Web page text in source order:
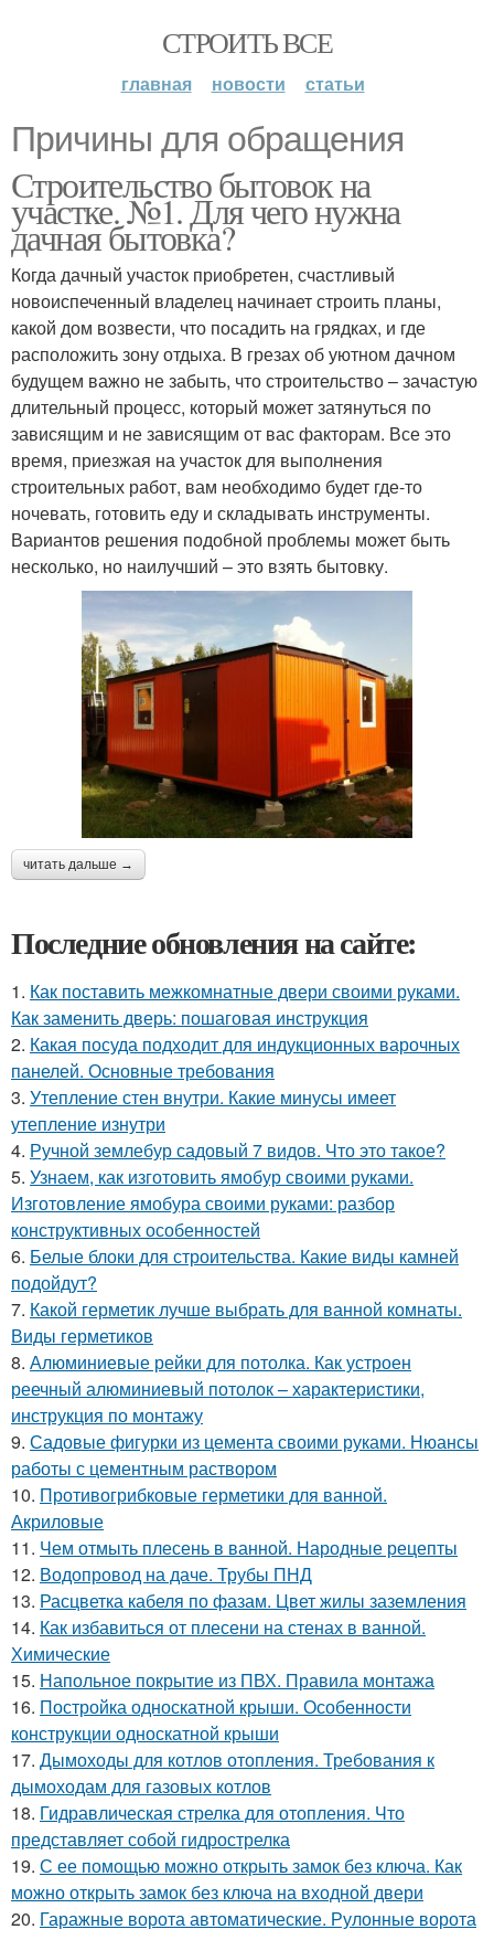
СТРОИТЬ ВСЕ
главная новости статьи
Причины для обращения
Строительство бытовок на
участке. №1. Для чего нужна
дачная бытовка?
Когда дачный участок приобретен, счастливый
новоиспеченный владелец начинает строить планы,
какой дом возвести, что посадить на грядках, и где
расположить зону отдыха. В грезах об уютном дачном
будущем важно не забыть, что строительство – зачастую
длительный процесс, который может затянуться по
зависящим и не зависящим от вас факторам. Все это
время, приезжая на участок для выполнения
строительных работ, вам необходимо будет где-то
ночевать, готовить еду и складывать инструменты.
Вариантов решения подобной проблемы может быть
несколько, но наилучший – это взять бытовку.
читать дальше →
Последние обновления на сайте:
1. Как поставить межкомнатные двери своими руками.
Как заменить дверь: пошаговая инструкция
2. Какая посуда подходит для индукционных варочных
панелей. Основные требования
3. Утепление стен внутри. Какие минусы имеет
утепление изнутри
4. Ручной землебур садовый 7 видов. Что это такое?
5. Узнаем, как изготовить ямобур своими руками.
Изготовление ямобура своими руками: разбор
конструктивных особенностей
6. Белые блоки для строительства. Какие виды камней
подойдут?
7. Какой герметик лучше выбрать для ванной комнаты.
Виды герметиков
8. Алюминиевые рейки для потолка. Как устроен
реечный алюминиевый потолок – характеристики,
инструкция по монтажу
9. Садовые фигурки из цемента своими руками. Нюансы
работы с цементным раствором
10. Противогрибковые герметики для ванной.
Акриловые
11. Чем отмыть плесень в ванной. Народные рецепты
12. Водопровод на даче. Трубы ПНД
13. Расцветка кабеля по фазам. Цвет жилы заземления
14. Как избавиться от плесени на стенах в ванной.
Химические
15. Напольное покрытие из ПВХ. Правила монтажа
16. Постройка односкатной крыши. Особенности
конструкции односкатной крыши
17. Дымоходы для котлов отопления. Требования к
дымоходам для газовых котлов
18. Гидравлическая стрелка для отопления. Что
представляет собой гидрострелка
19. С ее помощью можно открыть замок без ключа. Как
можно открыть замок без ключа на входной двери
20. Гаражные ворота автоматические. Рулонные ворота